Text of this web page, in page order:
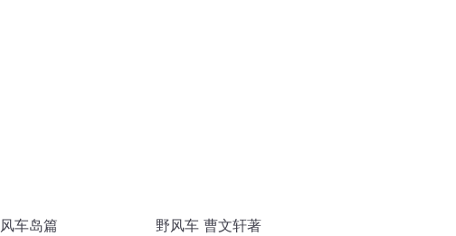
车岛篇 野风车 曹文轩著